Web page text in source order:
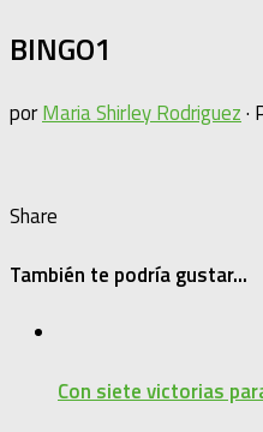
BINGO1
porMaria Shirley Rodriguez·
Share
También te podría gustar...
Con siete victorias